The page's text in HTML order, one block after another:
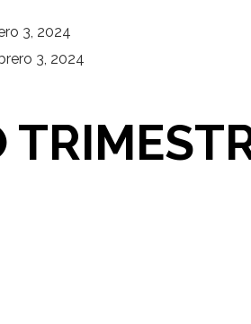
3, 2024
3, 2024